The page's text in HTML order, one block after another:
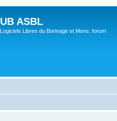
ASBL
Libres du Borinage et Mons: forum